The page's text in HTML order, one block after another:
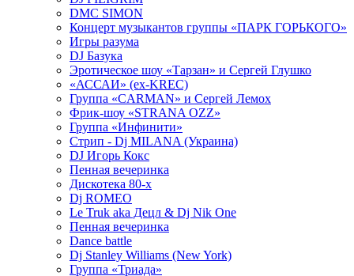
DMC SIMON
Концерт музыкантов группы «ПАРК ГОРЬКОГО»
Игры разума
DJ Базука
Эротическое шоу «Тарзан» и Сергей Глушко
«АССАИ» (ex-KREC)
Группа «CARMAN» и Сергей Лемох
Фрик-шоу «STRANA OZZ»
Группа «Инфинити»
Стрип - Dj MILANA (Украина)
DJ Игорь Кокс
Пенная вечеринка
Дискотека 80-х
Dj ROMEO
Le Truk aka Децл & Dj Nik One
Пенная вечеринка
Dance battle
Dj Stanley Williams (New York)
Группа «Триада»